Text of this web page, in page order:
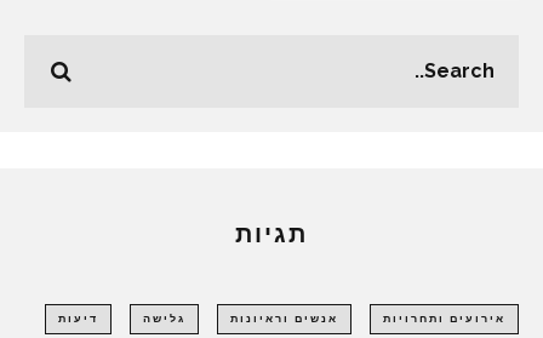
תגיות
אירועים ותחרויות אנשים וראיונות גלישה דיעות